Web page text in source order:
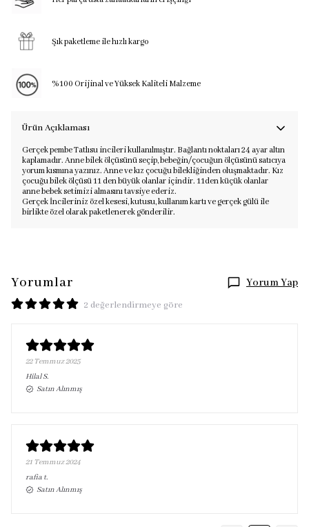
Şık paketleme ile hızlı kargo
%100 Orijinal ve Yüksek Kaliteli Malzeme
Ürün Açıklaması
Gerçek pembe Tatlısu incileri kullanılmıştır. Bağlantı noktaları 24 ayar altın
kaplamadır. Anne bilek ölçüsünü seçip, bebeğin/çocuğun ölçüsünü satıcıya
yorum kısmına yazınız. Anne ve kız çocuğu bilekliğinden oluşmaktadır. Kız
çocuğu bilek ölçüsü 11 den büyük olanlar içindir. 11den küçük olanlar
anne bebek setimizi almasını tavsiye ederiz.
Gerçek İncileriniz özel kesesi, kutusu, kullanım kartı ve gerçek gülü ile
birlikte özel olarak paketlenerek gönderilir.
Yorumlar Yorum Yap
2 değerlendirmeye göre
22 Temmuz 2025
HilalS.
Satın Alınmış
21 Temmuz 2024
rafia t.
Satın Alınmış